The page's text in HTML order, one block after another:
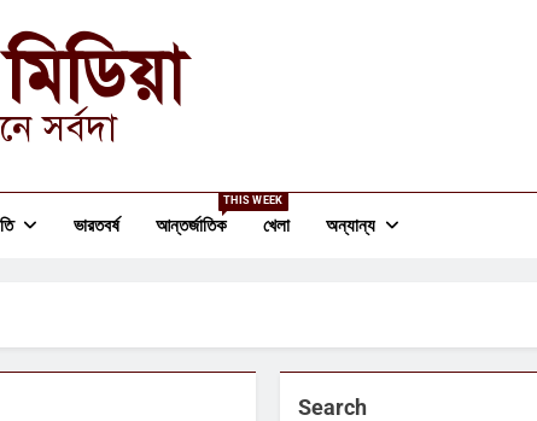
সর্বদা
ভারতবর্ষ আন্তর্জাতিক
THIS WEEK
খেলা অন্যান্য
Search